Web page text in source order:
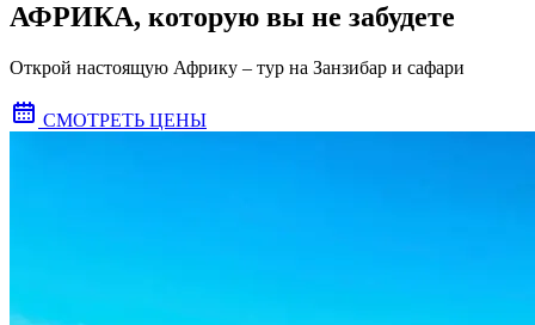
АФРИКА, которую вы не забудете
Открой настоящую Африку – тур на Занзибар и сафари
СМОТРЕТЬ ЦЕНЫ